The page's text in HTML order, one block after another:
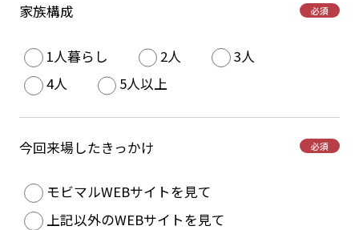
家族構成 必須
1人暮らし 2人
3人
4人
5人以上
今回来場したきっかけ 必須
モビマルWEBサイトを見て
上記以外のWEBサイトを見て